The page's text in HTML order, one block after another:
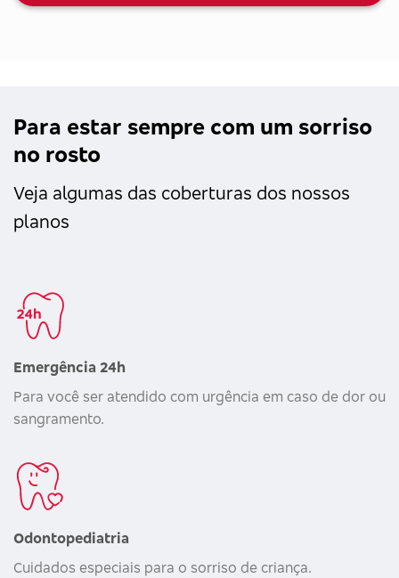
Para estar sempre com um sorriso
no rosto
Veja algumas das coberturas dos nossos
planos
Emergência 24h
Para você ser atendido com urgência em caso de dor ou
sangramento.
Odontopediatria
Cuidados especiais para o sorriso de criança.